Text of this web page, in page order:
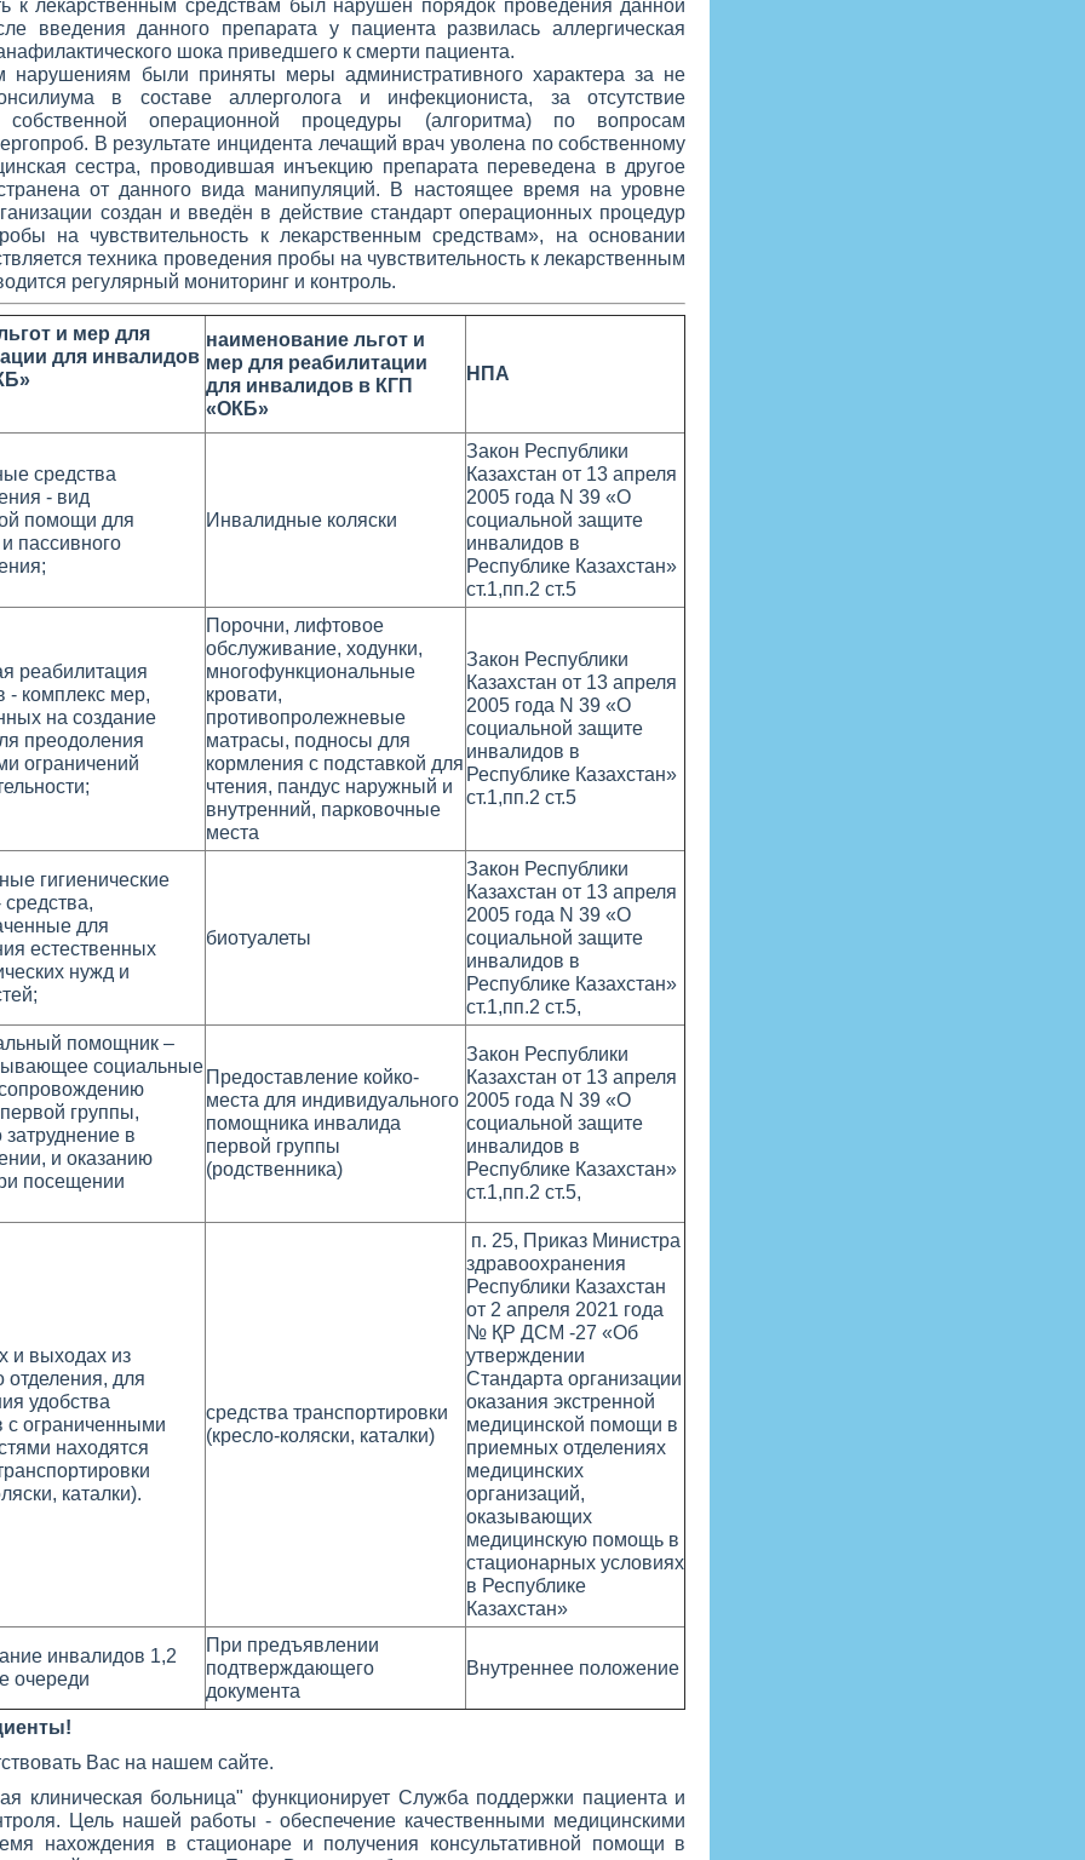
к лекарственным средствам был нарушен порядок проведения данной
введения данного препарата у пациента развилась аллергическая
шока приведшего к смерти пациента.
были приняты меры административного характера за не
в составе аллерголога и инфекциониста, за отсутствие
собственной операционной процедуры (алгоритма) по вопросам
В результате инцидента лечащий врач уволена по собственному
сестра, проводившая инъекцию препарата переведена в другое
от данного вида манипуляций. В настоящее время на уровне
создан и введён в действие стандарт операционных процедур
на чувствительность к лекарственным средствам», на основании
техника проведения пробы на чувствительность к лекарственным
регулярный мониторинг и контроль.
и мер для
для инвалидов
наименование льгот и
мер для реабилитации
для инвалидов в КГП
«ОКБ»
НПА
средства
- вид
помощи для
пассивного
Инвалидные коляски
Закон Республики
Казахстан от 13 апреля
2005 года N 39 «О
социальной защите
инвалидов в
Республике Казахстан»
ст.1,пп.2 ст.5
реабилитация
- комплекс мер,
на создание
преодоления
ограничений
Порочни, лифтовое
обслуживание, ходунки,
многофункциональные
кровати,
противопролежневые
матрасы, подносы для
кормления с подставкой для
чтения, пандус наружный и
внутренний, парковочные
места
Закон Республики
Казахстан от 13 апреля
2005 года N 39 «О
социальной защите
инвалидов в
Республике Казахстан»
ст.1,пп.2 ст.5
гигиенические
средства,
для
естественных
нужд и
биотуалеты
Закон Республики
Казахстан от 13 апреля
2005 года N 39 «О
социальной защите
инвалидов в
Республике Казахстан»
ст.1,пп.2 ст.5,
помощник –
социальные
группы,
в
и оказанию
посещении
Предоставление койко-
места для индивидуального
помощника инвалида
первой группы
(родственника)
Закон Республики
Казахстан от 13 апреля
2005 года N 39 «О
социальной защите
инвалидов в
Республике Казахстан»
ст.1,пп.2 ст.5,
и выходах из
отделения, для
удобства
с ограниченными
находятся
каталки).
средства транспортировки
(кресло-коляски, каталки)
п. 25, Приказ Министра
здравоохранения
Республики Казахстан
от 2 апреля 2021 года
№ ҚР ДСМ -27 «Об
утверждении
Стандарта организации
оказания экстренной
медицинской помощи в
приемных отделениях
медицинских
организаций,
оказывающих
медицинскую помощь в
стационарных условиях
в Республике
Казахстан»
инвалидов 1,2
очереди
При предъявлении
подтверждающего
документа
Внутреннее положение
Вас на нашем сайте.
клиническая больница" функционирует Служба поддержки пациента и
Цель нашей работы - обеспечение качественными медицинскими
нахождения в стационаре и получения консультативной помощи в